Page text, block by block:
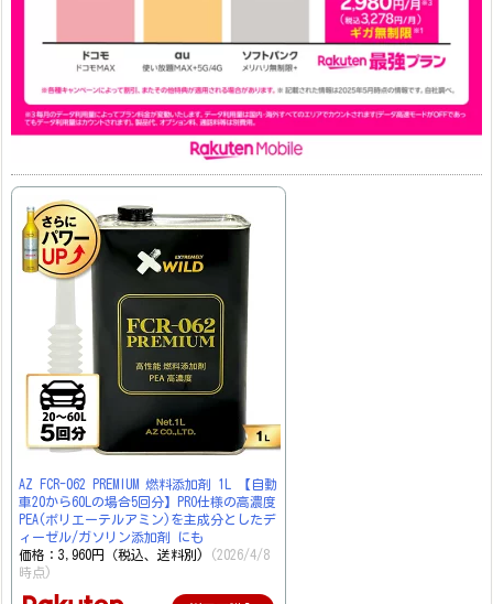
AZ FCR-062 PREMIUM 燃料添加剤 1L 【自動
車20から60Lの場合5回分】PRO仕様の高濃度
PEA(ポリエーテルアミン)を主成分としたデ
ィーゼル/ガソリン添加剤 にも
価格：3,960円（税込、送料別)
(2026/4/8
時点)